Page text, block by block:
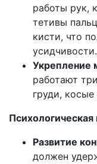
работы рук,
тетивы
кисти, что
усидчивости.
работают
груди,
Психологическая
Развитие
должен